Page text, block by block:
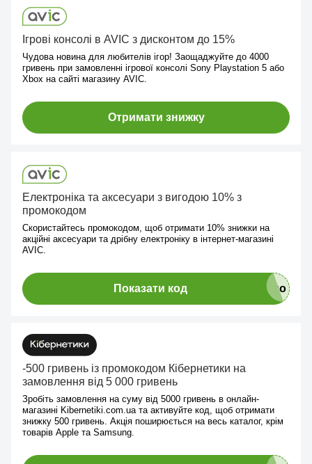
Ігрові консолі в AVIC з дисконтом до 15%
Чудова новина для любителів ігор! Заощаджуйте до 4000
гривень при замовленні ігрової консолі Sony Playstation 5 або
Xbox на сайті магазину AVIC.
Отримати знижку
Електроніка та аксесуари з вигодою 10% з
промокодом
Скористайтесь промокодом, щоб отримати 10% знижки на
акційні аксесуари та дрібну електроніку в інтернет-магазині
AVIC.
Показати код
-500 гривень із промокодом Кібернетики на
замовлення від 5 000 гривень
Зробіть замовлення на суму від 5000 гривень в онлайн-
магазині Kibernetiki.com.ua та активуйте код, щоб отримати
знижку 500 гривень. Акція поширюється на весь каталог, крім
товарів Apple та Samsung.